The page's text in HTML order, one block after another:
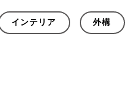
インテリア 外構